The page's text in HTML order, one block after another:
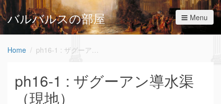
バルバルスの部屋 Menu
Home ph16-1 : ザグーアン導水渠（現地）
ph16-1 : ザグーアン導水渠
（現地）